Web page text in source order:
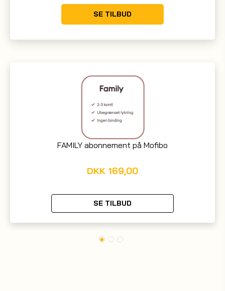
SE TILBUD
FAMILY abonnement på Mofibo
DKK 169,00
SE TILBUD